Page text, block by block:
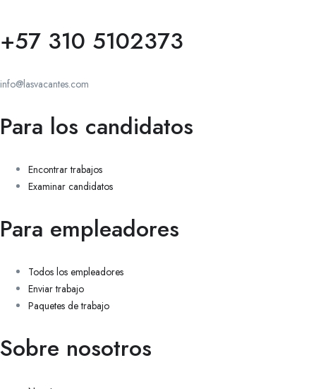
+57 310 5102373
info@lasvacantes.com
Para los candidatos
Encontrar trabajos
Examinar candidatos
Para empleadores
Todos los empleadores
Enviar trabajo
Paquetes de trabajo
Sobre nosotros